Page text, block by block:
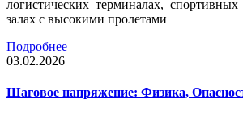
логистических терминалах,
залах с высокими пролетами
Подробнее
03.02.2026
Шаговое напряжение: Физика,